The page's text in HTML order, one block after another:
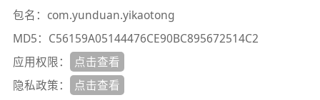
包名： com.yunduan.yikaotong
MD5： C56159A05144476CE90BC895672514C2
应用权限：
点击查看
隐私政策：
点击查看